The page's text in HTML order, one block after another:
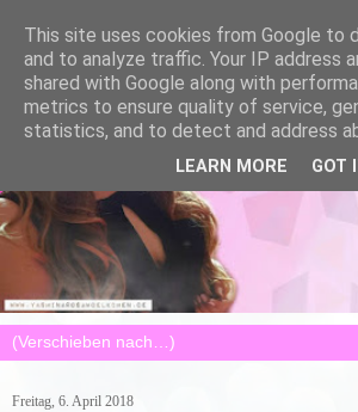
Freitag, 6. April 2018
This site uses cookies from Google to
and to analyze traffic. Your IP address
shared with Google along with
metrics to ensure quality of service,
statistics, and to detect and address
LEARN MORE GOT